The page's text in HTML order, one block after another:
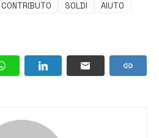
CONTRIBUTO SOLDI
AIUTO